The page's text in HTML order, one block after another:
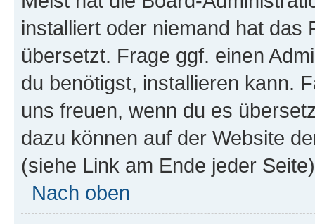
installiert oder niemand hat das
übersetzt. Frage ggf. einen
du benötigst, installieren kann.
uns freuen, wenn du es
dazu können auf der Website
(siehe Link am Ende jeder
Nach oben